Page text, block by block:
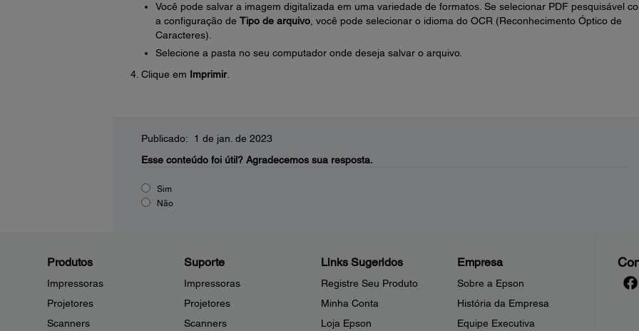
Você pode salvar a imagem digitalizada em uma variedade de formatos. Se selecionar PDF pesquisável
a configuração de Tipo de arquivo, você pode selecionar o idioma do OCR (Reconhecimento Óptico de
Caracteres).
Selecione a pasta no seu computador onde deseja salvar o arquivo.
Clique em Imprimir.
Publicado: 1 de jan. de 2023
Esse conteúdo foi útil? Agradecemos sua resposta.
Sim
Não
Produtos
Impressoras
Projetores
Scanners
Suporte
Impressoras
Projetores
Scanners
Links Sugeridos
Registre Seu Produto
Minha Conta
Loja Epson
Empresa
Sobre a Epson
História da Empresa
Equipe Executiva